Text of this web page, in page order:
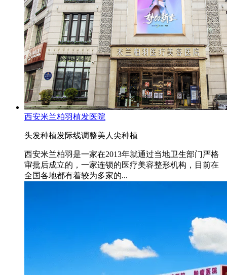
西安米兰柏羽植发医院
头发种植发际线调整美人尖种植
西安米兰柏羽是一家在2013年就通过当地卫生部门严格
审批后成立的，一家连锁的医疗美容整形机构，目前在
全国各地都有着较为多家的...